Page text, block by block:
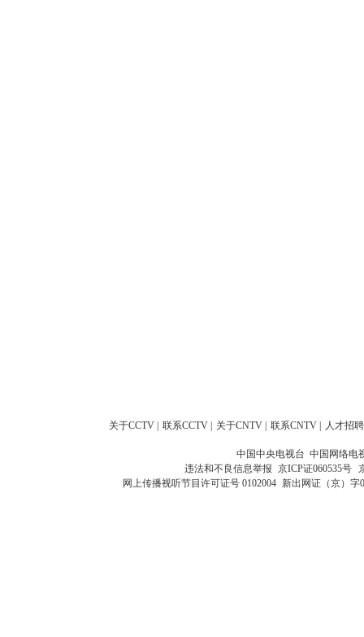
关于CCTV 联系CCTV 关于CNTV 联系CNTV 人才招聘
中国中央电视台 中国网络电
违法和不良信息举报 京ICP证060535号
网上传播视听节目许可证号 0102004 新出网证（京）